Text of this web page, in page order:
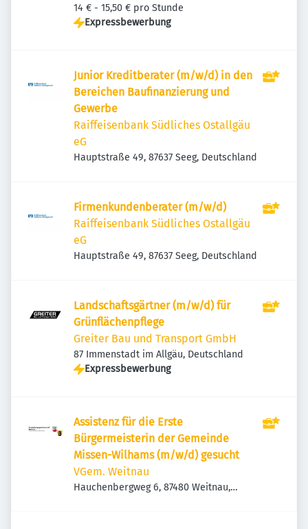
Deutschland
14 € - 15,50 € pro Stunde
Expressbewerbung
Junior Kreditberater (m/w/d) in den
Bereichen Baufinanzierung und
Gewerbe
Raiffeisenbank Südliches Ostallgäu
eG
Hauptstraße 49, 87637 Seeg, Deutschland
Firmenkundenberater (m/w/d)
Raiffeisenbank Südliches Ostallgäu
eG
Hauptstraße 49, 87637 Seeg, Deutschland
Landschaftsgärtner (m/w/d) für
Grünflächenpflege
Greiter Bau und Transport GmbH
87 Immenstadt im Allgäu, Deutschland
Expressbewerbung
Assistenz für die Erste
Bürgermeisterin der Gemeinde
Missen-Wilhams (m/w/d) gesucht
VGem. Weitnau
Hauchenbergweg 6, 87480 Weitnau,